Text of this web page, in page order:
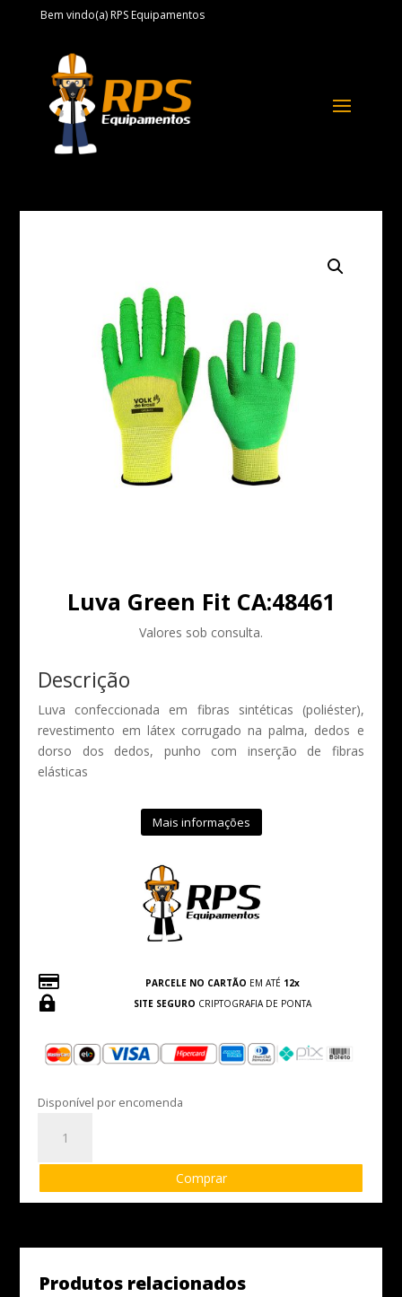
Bem vindo(a) RPS Equipamentos
Luva Green Fit CA:48461
Valores sob consulta.
Descrição
Luva confeccionada em fibras sintéticas (poliéster),
revestimento em látex corrugado na palma, dedos e
dorso dos dedos, punho com inserção de fibras
elásticas
Mais informações
 PARCELE NO CARTÃO EM ATÉ 12x
 SITE SEGURO CRIPTOGRAFIA DE PONTA
Disponível por encomenda
Green
Fit
quantidade
Comprar
Produtos relacionados